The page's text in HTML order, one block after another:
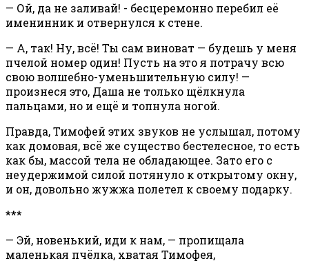
— Ой, да не заливай! - бесцеремонно перебил её
именинник и отвернулся к стене.
— А, так! Ну, всё! Ты сам виноват — будешь у меня
пчелой номер один! Пусть на это я потрачу всю
свою волшебно-уменьшительную силу! —
произнеся это, Даша не только щёлкнула
пальцами, но и ещё и топнула ногой.
Правда, Тимофей этих звуков не услышал, потому
как домовая, всё же существо бестелесное, то есть
как бы, массой тела не обладающее. Зато его с
неудержимой силой потянуло к открытому окну,
и он, довольно жужжа полетел к своему подарку.
***
— Эй, новенький, иди к нам, — пропищала
маленькая пчёлка, хватая Тимофея,